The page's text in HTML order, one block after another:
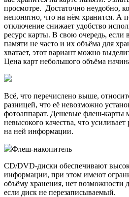
просмотре. Достаточно неудобно,
непонятно, что на нём хранится. А
отключение снижает удобство
ресурс карты. В свою очередь, если
памяти не часто и их объёма для
хватает, этот вариант можно
Цена карт небольшого объёма
Всё, что перечислено выше,
разницей, что её невозможно
фотоаппарат. Дешевые флеш-карты
невысокого качества, что
на ней информации.
Флеш-накопитель
CD/DVD-диски обеспечивают
информации, при этом имеют
объёму хранения, нет возможности
если диск не перезаписываемый.